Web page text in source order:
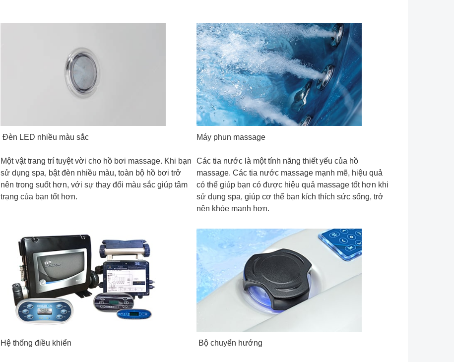
Đèn LED nhiều màu sắc
Một vật trang trí tuyệt vời cho hồ bơi massage. Khi bạn
sử dụng spa, bật đèn nhiều màu, toàn bộ hồ bơi trở
nên trong suốt hơn, với sự thay đổi màu sắc giúp tâm
trạng của bạn tốt hơn.
Máy phun massage
Các tia nước là một tính năng thiết yếu của hồ
massage. Các tia nước massage mạnh mẽ, hiệu quả
có thể giúp bạn có được hiệu quả massage tốt hơn khi
sử dụng spa, giúp cơ thể bạn kích thích sức sống, trở
nên khỏe mạnh hơn.
Hệ thống điều khiển Bộ chuyển hướng